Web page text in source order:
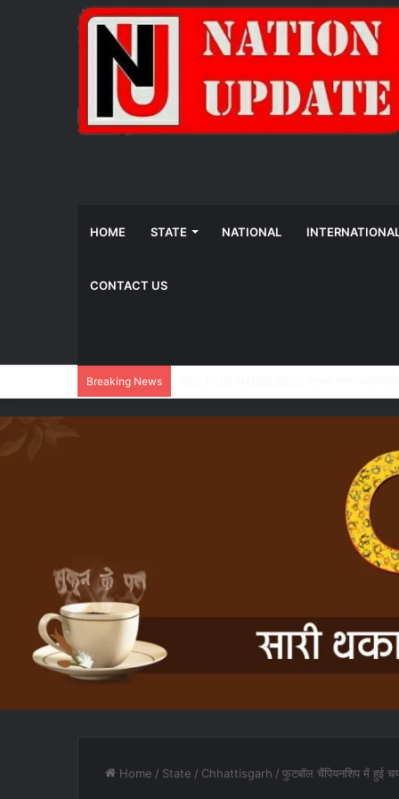
HOME STATE NATIONAL
CONTACT US
Breaking News
Home / State / Chhattisgarh / फुटबॉल चैंपियनशिप में हुई